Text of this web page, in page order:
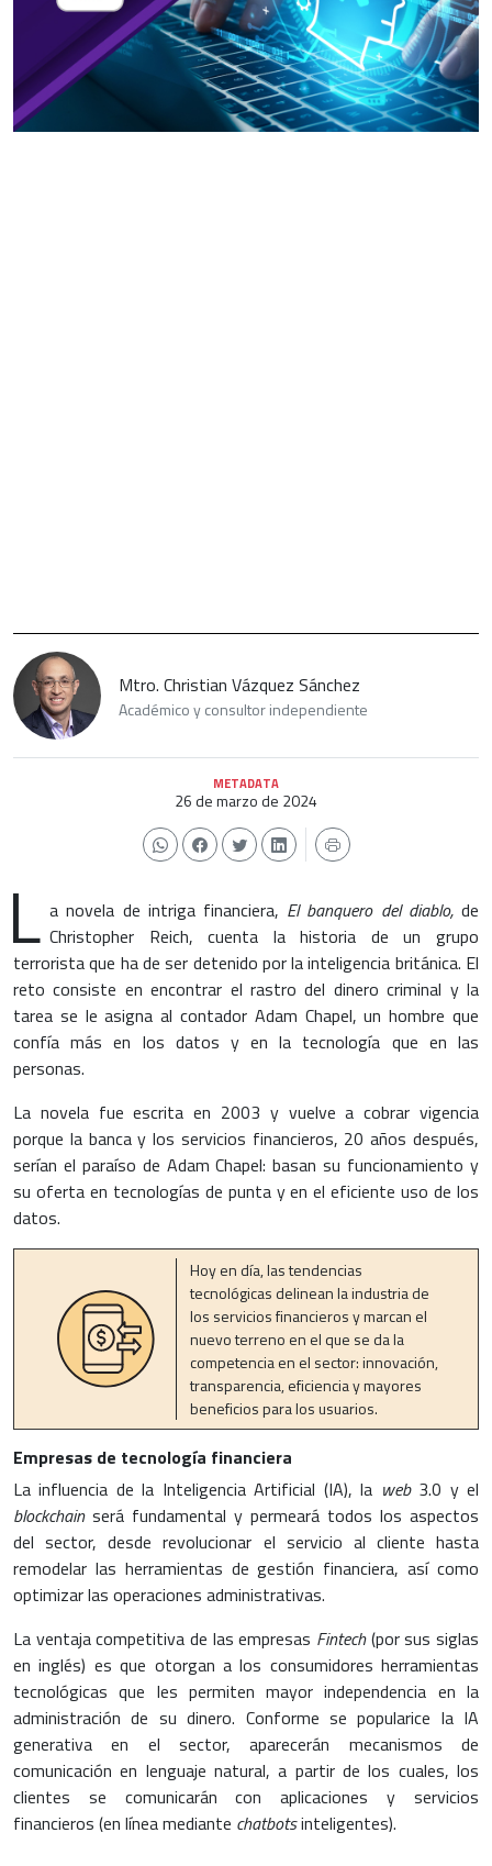
Mtro. Christian Vázquez Sánchez
Académico y consultor independiente
METADATA
26 de marzo de 2024
L a novela de intriga financiera, El banquero del diablo,de
Christopher Reich, cuenta la historia de un grupo
terrorista que ha de ser detenido por la inteligencia británica. El
reto consiste en encontrar el rastro del dinero criminal y la
tarea se le asigna al contador Adam Chapel, un hombre que
confía más en los datos y en la tecnología que en las
personas.
La novela fue escrita en 2003 y vuelve a cobrar vigencia
porque la banca y los servicios financieros, 20 años después,
serían el paraíso de Adam Chapel: basan su funcionamiento y
su oferta en tecnologías de punta y en el eficiente uso de los
datos.
Hoy en día, las tendencias
tecnológicas delinean la industria de
los servicios financieros y marcan el
nuevo terreno en el que se da la
competencia en el sector: innovación,
transparencia, eficiencia y mayores
beneficios para los usuarios.
Empresas de tecnología financiera
La influencia de la Inteligencia Artificial (IA), la web3.0 y el
blockchainserá fundamental y permeará todos los aspectos
del sector, desde revolucionar el servicio al cliente hasta
remodelar las herramientas de gestión financiera, así como
optimizar las operaciones administrativas.
La ventaja competitiva de las empresas Fintech(por sus siglas
en inglés) es que otorgan a los consumidores herramientas
tecnológicas que les permiten mayor independencia en la
administración de su dinero. Conforme se popularice la IA
generativa en el sector, aparecerán mecanismos de
comunicación en lenguaje natural, a partir de los cuales, los
clientes se comunicarán con aplicaciones y servicios
financieros (en línea mediante chatbotsinteligentes).